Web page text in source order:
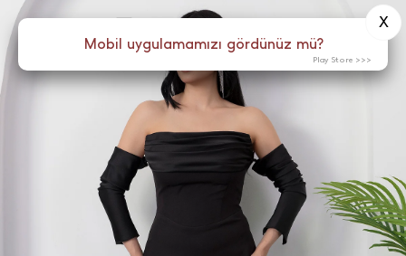
Menü
Mobil uygulamamızı gördünüz mü?
X
Play Store >>>